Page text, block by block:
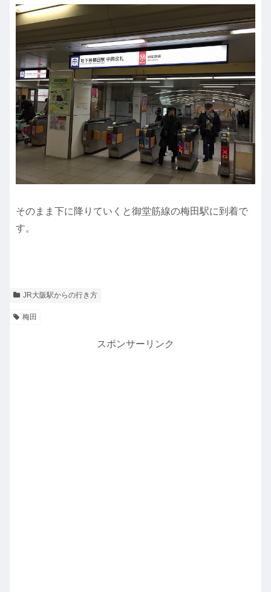
そのまま下に降りていくと御堂筋線の梅田駅に到着で
す。
JR大阪駅からの行き方
梅田
スポンサーリンク